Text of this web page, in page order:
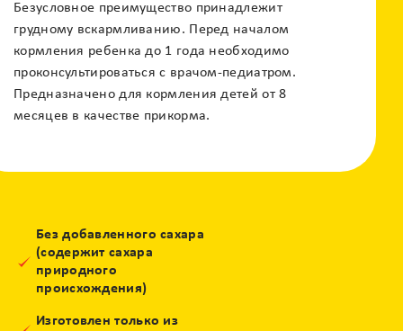
Безусловное преимущество принадлежит
грудному вскармливанию. Перед началом
кормления ребенка до 1 года необходимо
проконсультироваться с врачом-педиатром.
Предназначено для кормления детей от 8
месяцев в качестве прикорма.
Без добавленного сахара
(содержит сахара
природного
происхождения)
Изготовлен только из